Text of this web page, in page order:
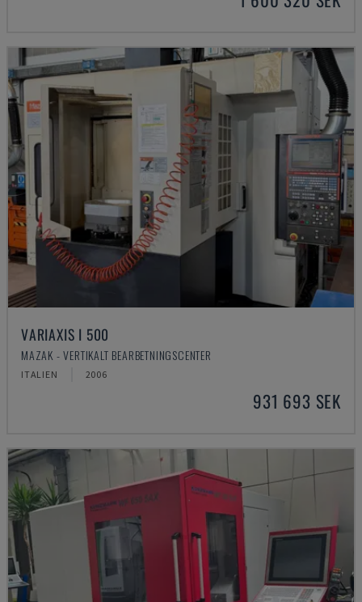
VARIAXIS I 500
MAZAK - VERTIKALT BEARBETNINGSCENTER
ITALIEN 2006
931 693 SEK